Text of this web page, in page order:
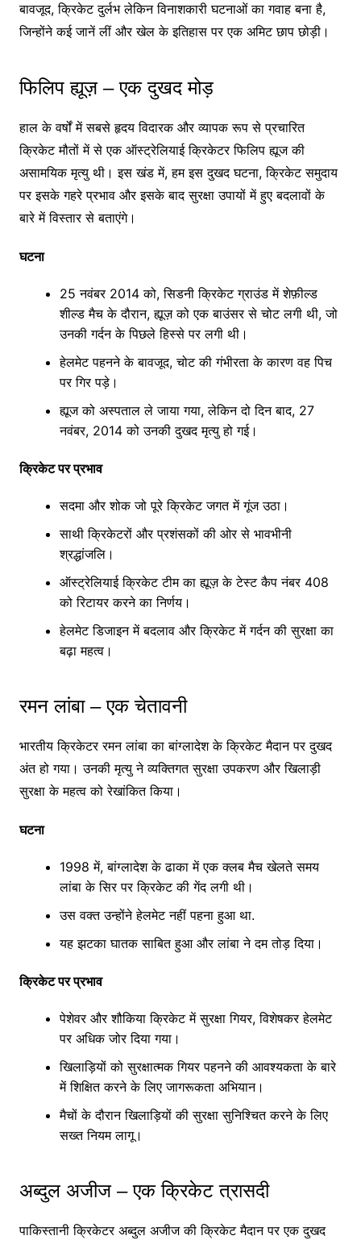
बावजूद, क्रिकेट दुर्लभ लेकिन विनाशकारी घटनाओं का गवाह बना है,
जिन्होंने कई जानें लीं और खेल के इतिहास पर एक अमिट छाप छोड़ी।
फिलिप ह्यूज़ – एक दुखद मोड़
हाल के वर्षों में सबसे हृदय विदारक और व्यापक रूप से प्रचारित
क्रिकेट मौतों में से एक ऑस्ट्रेलियाई क्रिकेटर फिलिप ह्यूज की
असामयिक मृत्यु थी। इस खंड में, हम इस दुखद घटना, क्रिकेट समुदाय
पर इसके गहरे प्रभाव और इसके बाद सुरक्षा उपायों में हुए बदलावों के
बारे में विस्तार से बताएंगे।
घटना
25 नवंबर 2014 को, सिडनी क्रिकेट ग्राउंड में शेफ़ील्ड
शील्ड मैच के दौरान, ह्यूज़ को एक बाउंसर से चोट लगी थी, जो
उनकी गर्दन के पिछले हिस्से पर लगी थी।
हेलमेट पहनने के बावजूद, चोट की गंभीरता के कारण वह पिच
पर गिर पड़े।
ह्यूज को अस्पताल ले जाया गया, लेकिन दो दिन बाद, 27
नवंबर, 2014 को उनकी दुखद मृत्यु हो गई।
क्रिकेट पर प्रभाव
सदमा और शोक जो पूरे क्रिकेट जगत में गूंज उठा।
साथी क्रिकेटरों और प्रशंसकों की ओर से भावभीनी
श्रद्धांजलि।
ऑस्ट्रेलियाई क्रिकेट टीम का ह्यूज़ के टेस्ट कैप नंबर 408
को रिटायर करने का निर्णय।
हेलमेट डिजाइन में बदलाव और क्रिकेट में गर्दन की सुरक्षा का
बढ़ा महत्व।
रमन लांबा – एक चेतावनी
भारतीय क्रिकेटर रमन लांबा का बांग्लादेश के क्रिकेट मैदान पर दुखद
अंत हो गया। उनकी मृत्यु ने व्यक्तिगत सुरक्षा उपकरण और खिलाड़ी
सुरक्षा के महत्व को रेखांकित किया।
घटना
1998 में, बांग्लादेश के ढाका में एक क्लब मैच खेलते समय
लांबा के सिर पर क्रिकेट की गेंद लगी थी।
उस वक्त उन्होंने हेलमेट नहीं पहना हुआ था.
यह झटका घातक साबित हुआ और लांबा ने दम तोड़ दिया।
क्रिकेट पर प्रभाव
पेशेवर और शौकिया क्रिकेट में सुरक्षा गियर, विशेषकर हेलमेट
पर अधिक जोर दिया गया।
खिलाड़ियों को सुरक्षात्मक गियर पहनने की आवश्यकता के बारे
में शिक्षित करने के लिए जागरूकता अभियान।
मैचों के दौरान खिलाड़ियों की सुरक्षा सुनिश्चित करने के लिए
सख्त नियम लागू।
अब्दुल अजीज – एक क्रिकेट त्रासदी
पाकिस्तानी क्रिकेटर अब्दुल अजीज की क्रिकेट मैदान पर एक दुखद